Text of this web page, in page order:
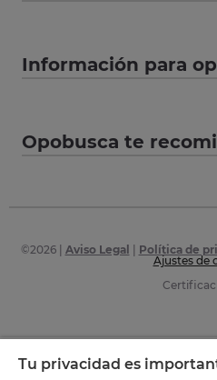
Información para
Opobusca te
©2026| Aviso Legal Política de
Ajustes de
Tu privacidad es